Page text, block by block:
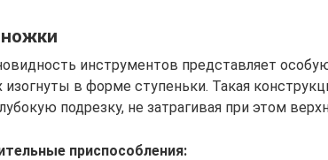
инструментов представляет
изогнуты в форме ступеньки. Такая
подрезку, не затрагивая при этом
приспособления: